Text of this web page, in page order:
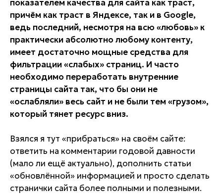
показателем качества для сайта как траст,
причём как траст в Яндексе, так и в Google,
ведь последний, несмотря на всю «любовь» к
практически абсолютно любому контенту,
имеет достаточно мощные средства для
фильтрации «слабых» страниц. И часто
необходимо переработать внутренние
страницы сайта так, что бы они не
«ослабляли» весь сайт и не были тем «грузом»,
который тянет ресурс вниз.
Взялся я тут «прибраться» на своём сайте:
ответить на комментарии годовой давности
(мало ли ещё актуально), дополнить статьи
«обновлённой» информацией и просто сделать
странички сайта более полными и полезными.